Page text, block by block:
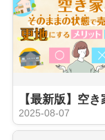
2025-08-07